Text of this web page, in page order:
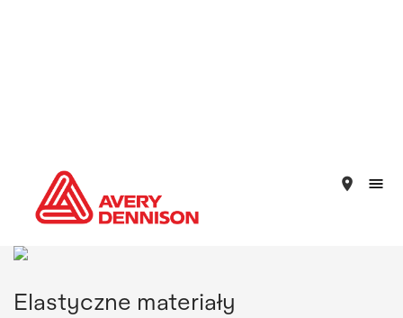
place
Elastyczne materiały